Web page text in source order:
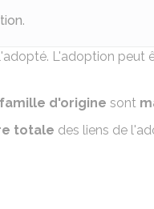
.
L'adoption peut
d'origine sont
totale des liens de